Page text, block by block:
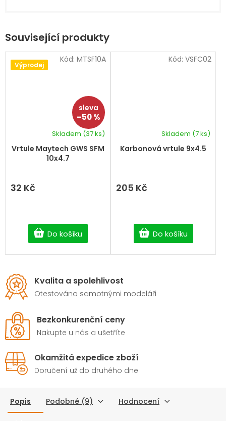
Související produkty
Výprodej
–50 %
Vrtule Maytech GWS SFM
10x4.7
Skladem (37 ks)
32 Kč
Do košíku
Kód: MTSF10A
Karbonová vrtule 9x4.5
Skladem (7 ks)
205 Kč
Do košíku
Kód: VSFC02
Kvalita a spolehlivost
Otestováno samotnými modeláři
Bezkonkurenční ceny
Nakupte u nás a ušetříte
Okamžitá expedice zboží
Doručení už do druhého dne
Popis Podobné (9) Hodnocení